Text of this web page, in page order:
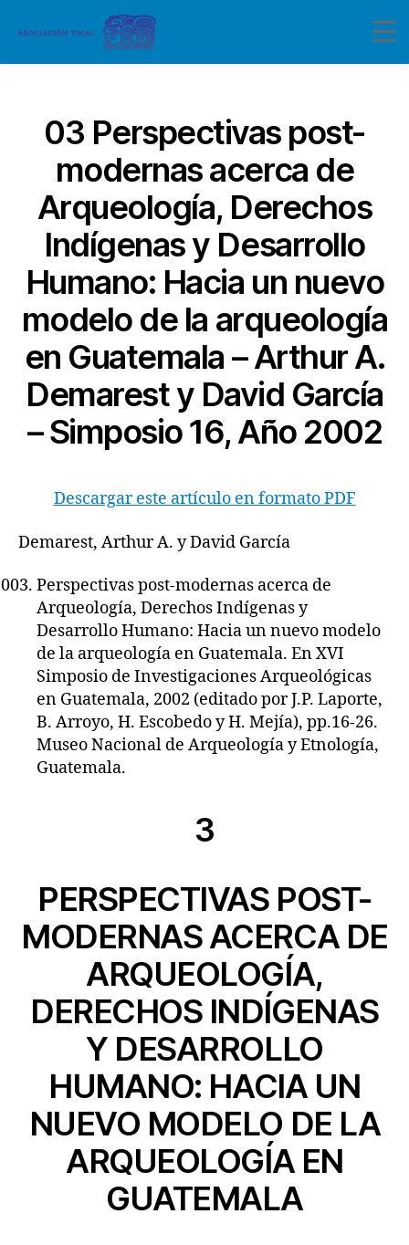
03 Perspectivas post-
modernas acerca de
Arqueología, Derechos
Indígenas y Desarrollo
Humano: Hacia un nuevo
modelo de la arqueología
en Guatemala – Arthur A.
Demarest y David García
– Simposio 16, Año 2002
Descargar este artículo en formato PDF
Demarest, Arthur A. y David García
Perspectivas post-modernas acerca de
Arqueología, Derechos Indígenas y
Desarrollo Humano: Hacia un nuevo modelo
de la arqueología en Guatemala. En XVI
Simposio de Investigaciones Arqueológicas
en Guatemala, 2002 (editado por J.P. Laporte,
B. Arroyo, H. Escobedo y H. Mejía), pp.16-26.
Museo Nacional de Arqueología y Etnología,
Guatemala.
3
PERSPECTIVAS POST-
MODERNAS ACERCA DE
ARQUEOLOGÍA,
DERECHOS INDÍGENAS
Y DESARROLLO
HUMANO: HACIA UN
NUEVO MODELO DE LA
ARQUEOLOGÍA EN
GUATEMALA